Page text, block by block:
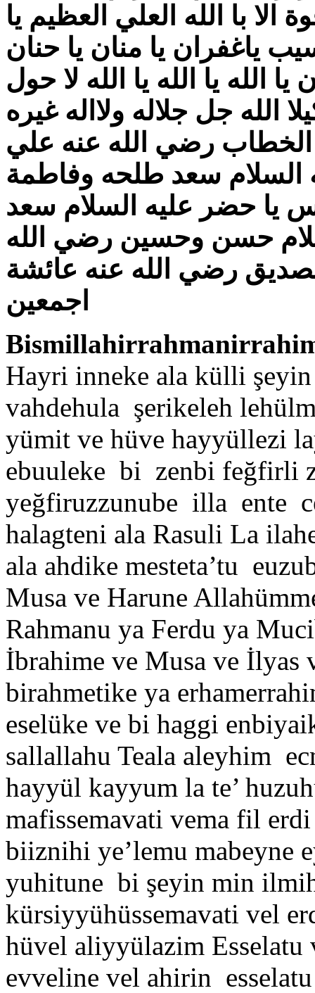
الا با الله العلي العظيم يا
ياغفران يا منان يا حنان
الله يا الله يا الله لا حول
الله جل جلاله ولااله غيره
الخطاب رضي الله عنه علي
السلام سعد طلحه وفاطمة
يا حضر عليه السلام سعد
حسن وحسين رضي الله
رضي الله عنه عائشة
اجمعين
Hayri inneke ala külli
vahdehula şerikeleh
yümit ve hüve hayyüllezi
ebuuleke bi zenbi feğfirli
yeğfiruzzunube illa ente
halagteni ala Rasuli La
ala ahdike mesteta’tu
Musa ve Harune
Rahmanu ya Ferdu ya
İbrahime ve Musa ve
birahmetike ya
eselüke ve bi haggi
sallallahu Teala aleyhim
hayyül kayyum la te’
mafissemavati vema fil
biiznihi ye’lemu mabeyne
yuhitune bi şeyin min
kürsiyyühüssemavati vel
hüvel aliyyülazim Esselatu
evveline vel ahirin